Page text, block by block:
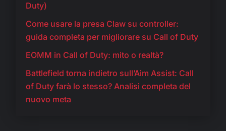
Duty)
Come usare la presa Claw su controller:
guida completa per migliorare su Call of Duty
EOMM in Call of Duty: mito o realtà?
Battlefield torna indietro sull’Aim Assist: Call
of Duty farà lo stesso? Analisi completa del
nuovo meta